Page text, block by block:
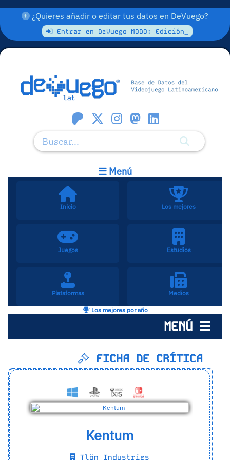
¿Quieres añadir o editar tus datos en DeVuego?
Entrar en DeVuego MODO: Edición_
Menú
Inicio Los mejores
Juegos Estudios
Plataformas Medios
Los mejores por año
MENÚ
FICHA DE CRÍTICA
Kentum
Tlön Industries